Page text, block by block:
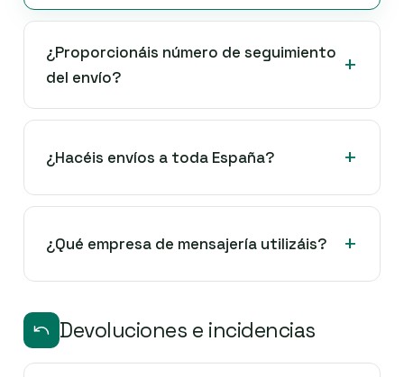
¿Proporcionáis número de seguimiento
del envío?
¿Hacéis envíos a toda España?
¿Qué empresa de mensajería utilizáis?
Devoluciones e incidencias